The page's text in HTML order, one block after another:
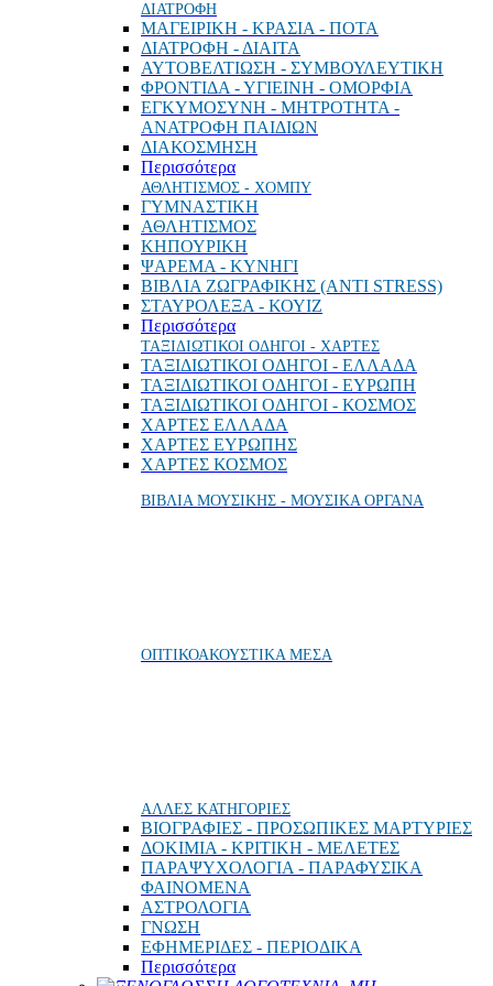
ΔΙΑΤΡΟΦΗ
ΜΑΓΕΙΡΙΚΗ - ΚΡΑΣΙΑ - ΠΟΤΑ
ΔΙΑΤΡΟΦΗ - ΔΙΑΙΤΑ
ΑΥΤΟΒΕΛΤΙΩΣΗ - ΣΥΜΒΟΥΛΕΥΤΙΚΗ
ΦΡΟΝΤΙΔΑ - ΥΓΙΕΙΝΗ - ΟΜΟΡΦΙΑ
ΕΓΚΥΜΟΣΥΝΗ - ΜΗΤΡΟΤΗΤΑ -
ΑΝΑΤΡΟΦΗ ΠΑΙΔΙΩΝ
ΔΙΑΚΟΣΜΗΣΗ
Περισσότερα
ΑΘΛΗΤΙΣΜΟΣ - ΧΟΜΠΥ
ΓΥΜΝΑΣΤΙΚΗ
ΑΘΛΗΤΙΣΜΟΣ
ΚΗΠΟΥΡΙΚΗ
ΨΑΡΕΜΑ - ΚΥΝΗΓΙ
ΒΙΒΛΙΑ ΖΩΓΡΑΦΙΚΗΣ (ANTI STRESS)
ΣΤΑΥΡΟΛΕΞΑ - ΚΟΥΙΖ
Περισσότερα
ΤΑΞΙΔΙΩΤΙΚΟΙ ΟΔΗΓΟΙ - ΧΑΡΤΕΣ
ΤΑΞΙΔΙΩΤΙΚΟΙ ΟΔΗΓΟΙ - ΕΛΛΑΔΑ
ΤΑΞΙΔΙΩΤΙΚΟΙ ΟΔΗΓΟΙ - ΕΥΡΩΠΗ
ΤΑΞΙΔΙΩΤΙΚΟΙ ΟΔΗΓΟΙ - ΚΟΣΜΟΣ
ΧΑΡΤΕΣ ΕΛΛΑΔΑ
ΧΑΡΤΕΣ ΕΥΡΩΠΗΣ
ΧΑΡΤΕΣ ΚΟΣΜΟΣ
ΒΙΒΛΙΑ ΜΟΥΣΙΚΗΣ - ΜΟΥΣΙΚΑ ΟΡΓΑΝΑ
ΟΠΤΙΚΟΑΚΟΥΣΤΙΚΑ ΜΕΣΑ
ΑΛΛΕΣ ΚΑΤΗΓΟΡΙΕΣ
ΒΙΟΓΡΑΦΙΕΣ - ΠΡΟΣΩΠΙΚΕΣ ΜΑΡΤΥΡΙΕΣ
ΔΟΚΙΜΙΑ - ΚΡΙΤΙΚΗ - ΜΕΛΕΤΕΣ
ΠΑΡΑΨΥΧΟΛΟΓΙΑ - ΠΑΡΑΦΥΣΙΚΑ
ΦΑΙΝΟΜΕΝΑ
ΑΣΤΡΟΛΟΓΙΑ
ΓΝΩΣΗ
ΕΦΗΜΕΡΙΔΕΣ - ΠΕΡΙΟΔΙΚΑ
Περισσότερα